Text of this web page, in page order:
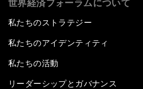
世界経済フォーラムについて
私たちのストラテジー
私たちのアイデンティティ
私たちの活動
リーダーシップとガバナンス